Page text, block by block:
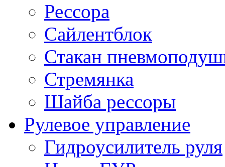
Рессора
Сайлентблок
Стакан
Стремянка
Шайба рессоры
Рулевое управление
Гидроусилитель руля